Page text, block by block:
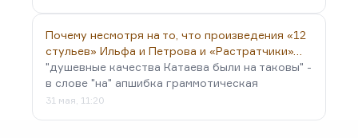
Почему несмотря на то, что произведения «12
стульев» Ильфа и Петрова и «Растратчики»…
"душевные качества Катаева были на таковы" -
в слове "на" апшибка граммотическая
31 мая, 11:20